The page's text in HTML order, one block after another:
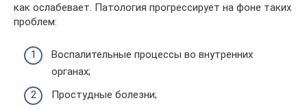
как ослабевает. Патология прогрессирует на фоне таких
проблем:
Воспалительные процессы во внутренних
органах;
Простудные болезни;